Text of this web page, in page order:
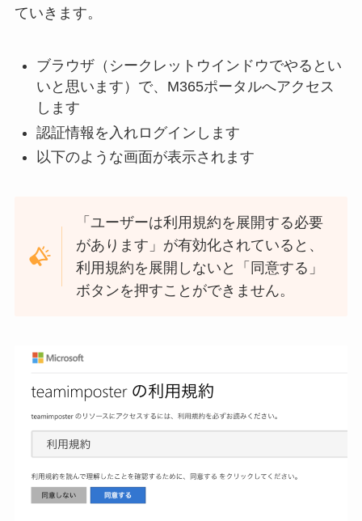
ていきます。
ブラウザ（シークレットウインドウでやるとい
いと思います）で、M365ポータルへアクセス
します
認証情報を入れログインします
以下のような画面が表示されます
「ユーザーは利用規約を展開する必要
があります」が有効化されていると、
利用規約を展開しないと「同意する」
ボタンを押すことができません。